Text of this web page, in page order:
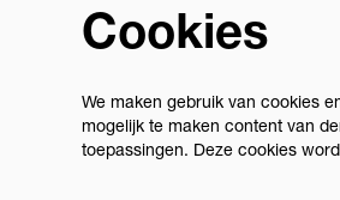
Contactgegevens
Cookies
We maken gebruik van cookies
mogelijk te maken content van
toepassingen. Deze cookies